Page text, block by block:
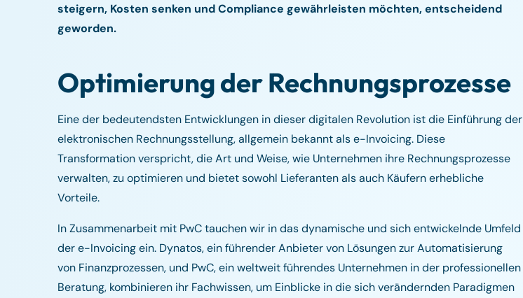
steigern, Kosten senken und Compliance gewährleisten möchten, entscheidend
geworden.
Optimierung der Rechnungsprozesse
Eine der bedeutendsten Entwicklungen in dieser digitalen Revolution ist die Einführung der
elektronischen Rechnungsstellung, allgemein bekannt als e-Invoicing. Diese
Transformation verspricht, die Art und Weise, wie Unternehmen ihre Rechnungsprozesse
verwalten, zu optimieren und bietet sowohl Lieferanten als auch Käufern erhebliche
Vorteile.
In Zusammenarbeit mit PwC tauchen wir in das dynamische und sich entwickelnde Umfeld
der e-Invoicing ein. Dynatos, ein führender Anbieter von Lösungen zur Automatisierung
von Finanzprozessen, und PwC, ein weltweit führendes Unternehmen in der professionellen
Beratung, kombinieren ihr Fachwissen, um Einblicke in die sich verändernden Paradigmen